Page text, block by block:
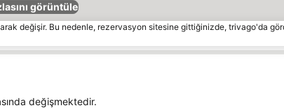
görüntüle
değişir. Bu nedenle, rezervasyon sitesine gittiğinizde, trivago'da
değişmektedir.